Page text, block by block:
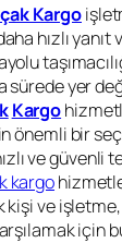
Kargo
hızlı yanıt
sürede yer
Kargo
önemli bir
ve güvenli
kargo
kişi ve
için